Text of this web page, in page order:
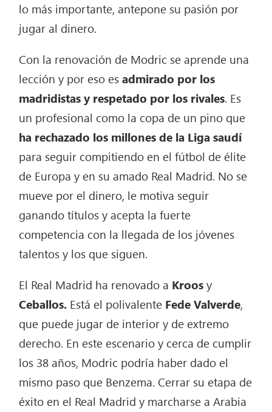
lo más importante, antepone su pasión por
jugar al dinero.
Con la renovación de Modric se aprende una
lección y por eso esadmirado por los
madridistas y respetado por los rivales. Es
un profesional como la copa de un pino que
ha rechazado los millones de la Liga saudí
para seguir compitiendo en el fútbol de élite
de Europa y en su amado Real Madrid. No se
mueve por el dinero, le motiva seguir
ganando títulos y acepta la fuerte
competencia con la llegada de los jóvenes
talentos y los que siguen.
El Real Madrid ha renovado a Kroosy
Ceballos. Está el polivalente Fede Valverde,
que puede jugar de interior y de extremo
derecho. En este escenario y cerca de cumplir
los 38 años, Modric podría haber dado el
mismo paso que Benzema. Cerrar su etapa de
éxito en el Real Madrid y marcharse a Arabia